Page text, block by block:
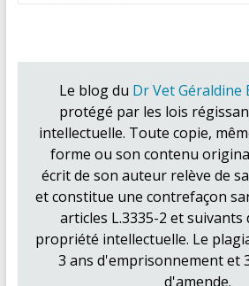
Le blog du Dr Vet Géraldine
protégé par les lois
intellectuelle. Toute copie,
forme ou son contenu
écrit de son auteur relève de
et constitue une contrefaçon
articles L.3335-2 et suivants
propriété intellectuelle. Le
3 ans d'emprisonnement et
d'amende.